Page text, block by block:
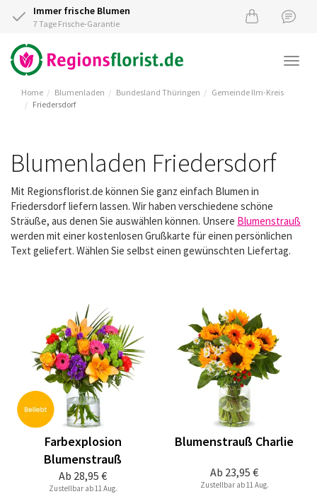
Immer frische Blumen
7 Tage Frische-Garantie
Home Blumenladen Bundesland Thüringen
Gemeinde Ilm-Kreis
Friedersdorf
Blumenladen Friedersdorf
Mit Regionsflorist.de können Sie ganz einfach Blumen in
Friedersdorf liefern lassen. Wir haben verschiedene schöne
Sträuße, aus denen Sie auswählen können. Unsere Blumenstrauß
werden mit einer kostenlosen Grußkarte für einen persönlichen
Text geliefert. Wählen Sie selbst einen gewünschten Liefertag.
Ab 28,95 €
Farbexplosion
Blumenstrauß
Zustellbar ab 11 Aug.
Ab 23,95 €
Blumenstrauß Charlie
Zustellbar ab 11 Aug.